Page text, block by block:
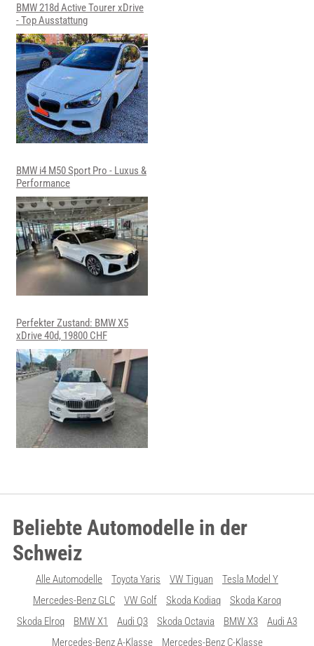
BMW 218d Active Tourer xDrive
- Top Ausstattung
BMW i4 M50 Sport Pro - Luxus &
Performance
Perfekter Zustand: BMW X5
xDrive 40d, 19800 CHF
Beliebte Automodelle in der
Schweiz
Alle Automodelle Toyota Yaris VW Tiguan
Tesla Model Y
Mercedes-Benz GLC
VW Golf Skoda Kodiaq
Skoda Karoq
Skoda Elroq
BMW X1 Audi Q3 Skoda Octavia BMW X3
Audi A3
Mercedes-Benz A-Klasse
Mercedes-Benz C-Klasse